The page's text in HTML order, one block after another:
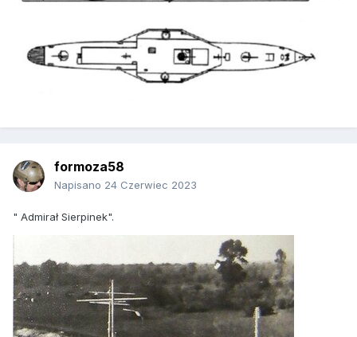
formoza58
Napisano 24 Czerwiec 2023
" Admirał Sierpinek".